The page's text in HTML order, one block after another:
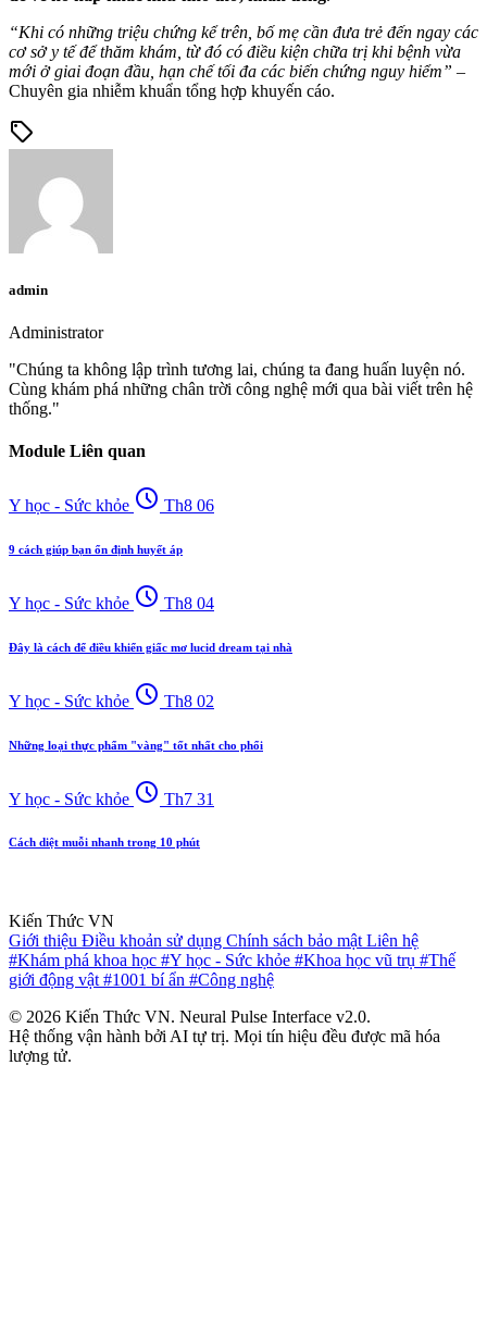
“Khi có những triệu chứng kể trên, bố mẹ cần đưa trẻ đến ngay các
cơ sở y tế để thăm khám, từ đó có điều kiện chữa trị khi bệnh vừa
mới ở giai đoạn đầu, hạn chế tối đa các biến chứng nguy hiểm” –
Chuyên gia nhiễm khuẩn tổng hợp khuyến cáo.
sell
admin
Administrator
"Chúng ta không lập trình tương lai, chúng ta đang huấn luyện nó.
Cùng khám phá những chân trời công nghệ mới qua bài viết trên hệ
thống."
Module Liên quan
Y học - Sức khỏe schedule Th8 06
9 cách giúp bạn ổn định huyết áp
Y học - Sức khỏe schedule Th8 04
Đây là cách để điều khiển giấc mơ lucid dream tại nhà
Y học - Sức khỏe schedule Th8 02
Những loại thực phẩm "vàng" tốt nhất cho phổi
Y học - Sức khỏe schedule Th7 31
Cách diệt muỗi nhanh trong 10 phút
Kiến Thức VN
Giới thiệu Điều khoản sử dụng Chính sách bảo mậtLiên hệ
#Khám phá khoa học #Y học - Sức khỏe #Khoa học vũ trụ #Thế
giới động vật#1001 bí ẩn #Công nghệ
© 2026 Kiến Thức VN. Neural Pulse Interface v2.0.
Hệ thống vận hành bởi AI tự trị. Mọi tín hiệu đều được mã hóa
lượng tử.